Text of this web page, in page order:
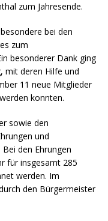
zum Jahresende.
bei den
zum
besonderer Dank ging
mit deren Hilfe und
11 neue Mitglieder
konnten.
sowie den
und
den Ehrungen
für insgesamt 285
werden. Im
den Bürgermeister